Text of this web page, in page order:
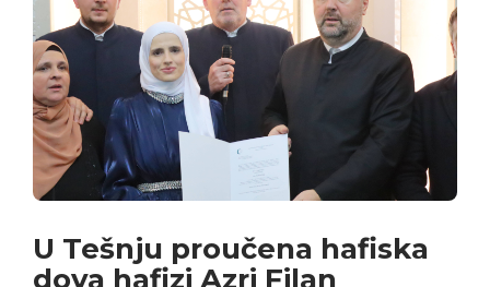
U Tešnju proučena hafiska
dova hafizi Azri Filan